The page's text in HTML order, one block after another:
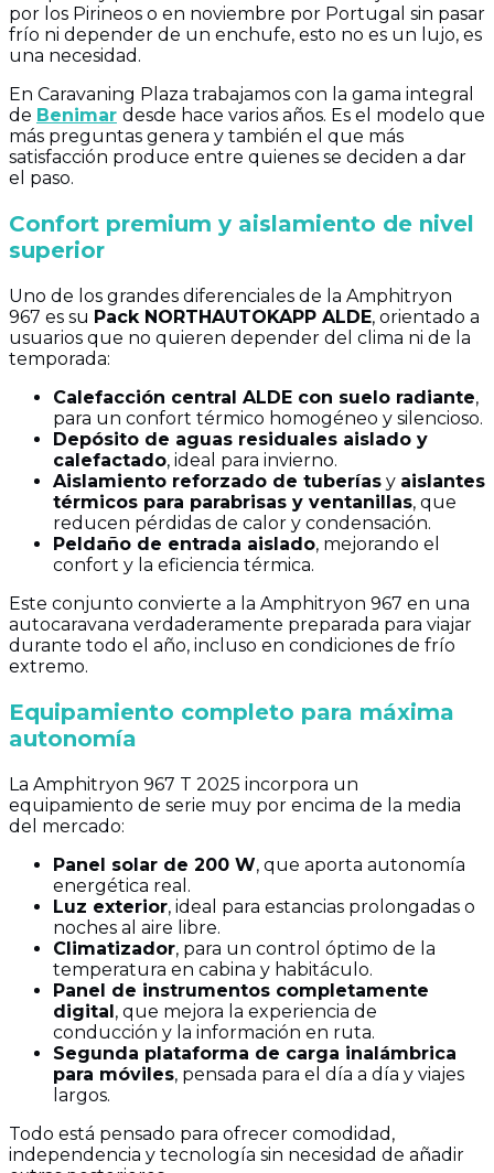
por los Pirineos o en noviembre por Portugal sin pasar
frío ni depender de un enchufe, esto no es un lujo, es
una necesidad.
En Caravaning Plaza trabajamos con la gama integral
de Benimar desde hace varios años. Es el modelo que
más preguntas genera y también el que más
satisfacción produce entre quienes se deciden a dar
el paso.
Confort premium y aislamiento de nivel
superior
Uno de los grandes diferenciales de la Amphitryon
967 es su Pack NORTHAUTOKAPP ALDE, orientado a
usuarios que no quieren depender del clima ni de la
temporada:
Calefacción central ALDE con suelo radiante,
para un confort térmico homogéneo y silencioso.
Depósito de aguas residuales aislado y
calefactado, ideal para invierno.
Aislamiento reforzado de tuberías y aislantes
térmicos para parabrisas y ventanillas, que
reducen pérdidas de calor y condensación.
Peldaño de entrada aislado, mejorando el
confort y la eficiencia térmica.
Este conjunto convierte a la Amphitryon 967 en una
autocaravana verdaderamente preparada para viajar
durante todo el año, incluso en condiciones de frío
extremo.
Equipamiento completo para máxima
autonomía
La Amphitryon 967 T 2025 incorpora un
equipamiento de serie muy por encima de la media
del mercado:
Panel solar de 200 W, que aporta autonomía
energética real.
Luz exterior, ideal para estancias prolongadas o
noches al aire libre.
Climatizador, para un control óptimo de la
temperatura en cabina y habitáculo.
Panel de instrumentos completamente
digital, que mejora la experiencia de
conducción y la información en ruta.
Segunda plataforma de carga inalámbrica
para móviles, pensada para el día a día y viajes
largos.
Todo está pensado para ofrecer comodidad,
independencia y tecnología sin necesidad de añadir